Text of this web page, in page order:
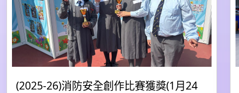
(2025-26)消防安全創作比賽獲獎(1月24